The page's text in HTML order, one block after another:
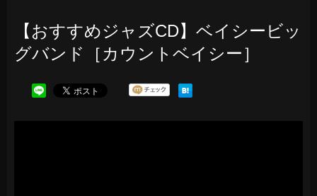
【おすすめジャズCD】ベイシービッ
グバンド［カウントベイシー］